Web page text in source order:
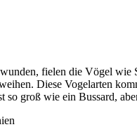
fielen die Vögel
Diese Vogelarten
so groß wie ein Bussard,